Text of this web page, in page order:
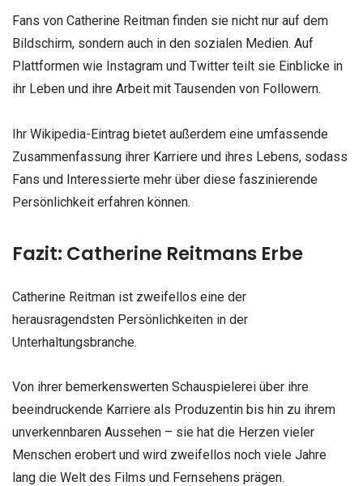
Fans von Catherine Reitman finden sie nicht nur auf dem
Bildschirm, sondern auch in den sozialen Medien. Auf
Plattformen wie Instagram und Twitter teilt sie Einblicke in
ihr Leben und ihre Arbeit mit Tausenden von Followern.
Ihr Wikipedia-Eintrag bietet außerdem eine umfassende
Zusammenfassung ihrer Karriere und ihres Lebens, sodass
Fans und Interessierte mehr über diese faszinierende
Persönlichkeit erfahren können.
Fazit: Catherine Reitmans Erbe
Catherine Reitman ist zweifellos eine der
herausragendsten Persönlichkeiten in der
Unterhaltungsbranche.
Von ihrer bemerkenswerten Schauspielerei über ihre
beeindruckende Karriere als Produzentin bis hin zu ihrem
unverkennbaren Aussehen – sie hat die Herzen vieler
Menschen erobert und wird zweifellos noch viele Jahre
lang die Welt des Films und Fernsehens prägen.